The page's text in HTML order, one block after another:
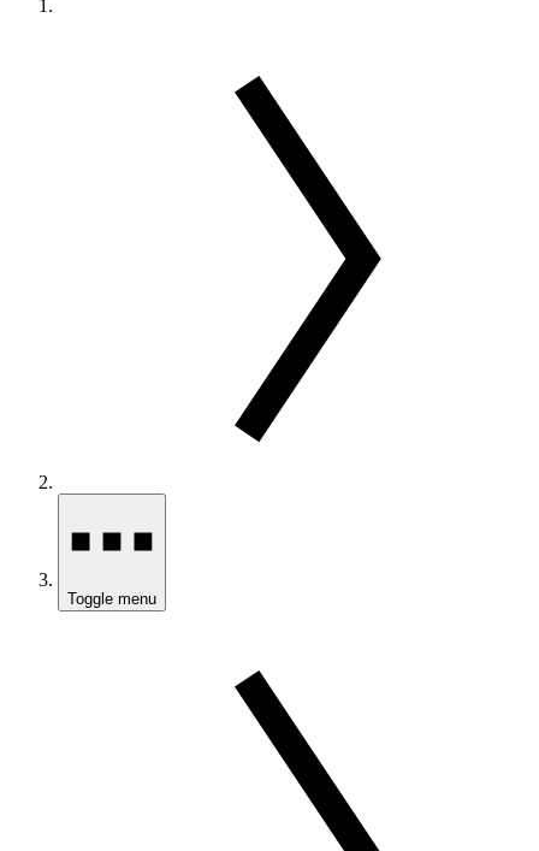
Toggle menu